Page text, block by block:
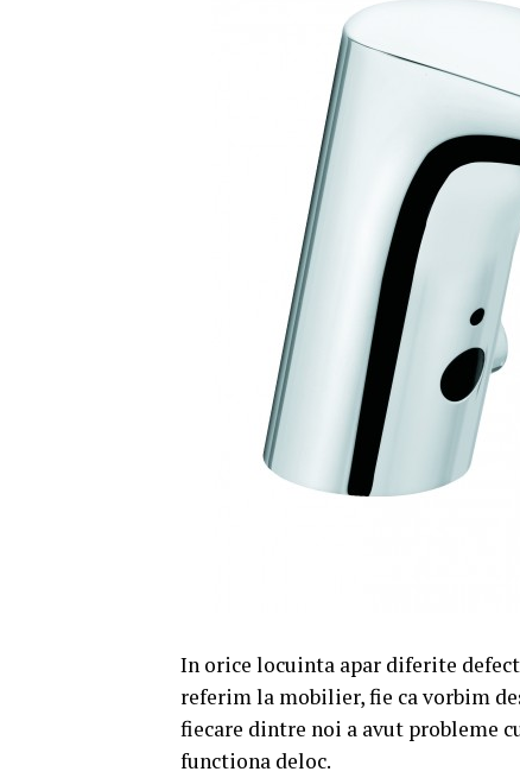
In orice locuinta apar diferite
referim la mobilier, fie ca vorbim
fiecare dintre noi a avut probleme
functiona deloc.